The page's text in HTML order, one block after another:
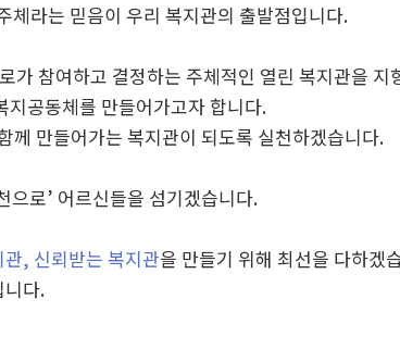
체라는 믿음이 우리 복지관의 출발점입니다.
가 참여하고 결정하는 주체적인 열린 복지관을 지
공동체를 만들어가고자 합니다.
만들어가는 복지관이 되도록 실천하겠습니다.
으로’ 어르신들을 섬기겠습니다.
, 신뢰받는 복지관을 만들기 위해 최선을 다하겠
다.